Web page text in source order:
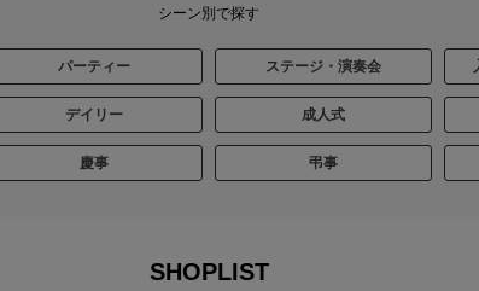
シーン別で探す
パーティー ステージ・演奏会
デイリー 成人式
慶事 弔事
SHOPLIST